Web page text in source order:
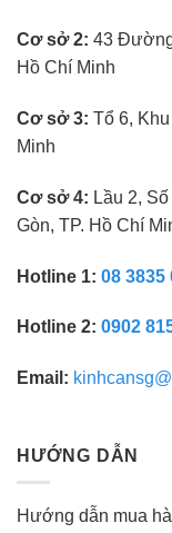
Cơ sở 2: 43
Hồ Chí Minh
Cơ sở 3: Tổ 6,
Minh
Cơ sở 4: Lầu 2,
Gòn, TP. Hồ Chí
Hotline 1: 08 3835
Hotline 2: 0902
Email:
HƯỚNG DẪN
Hướng dẫn mua